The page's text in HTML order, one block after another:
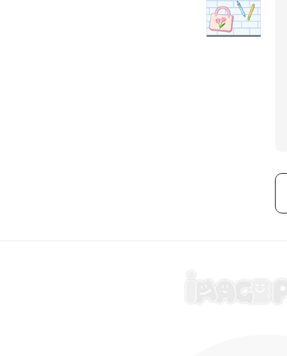
태그 : 문구점놀이가로세로배너만들기, 문구점놀이배너, 문구점놀이가로배너, 문